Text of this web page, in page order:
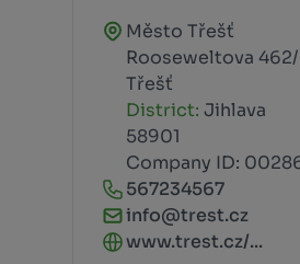
Město Třešť
Rooseweltova
Třešť
District: Jihlava
58901
Company ID:
567234567
info@trest.cz
www.trest.cz/...